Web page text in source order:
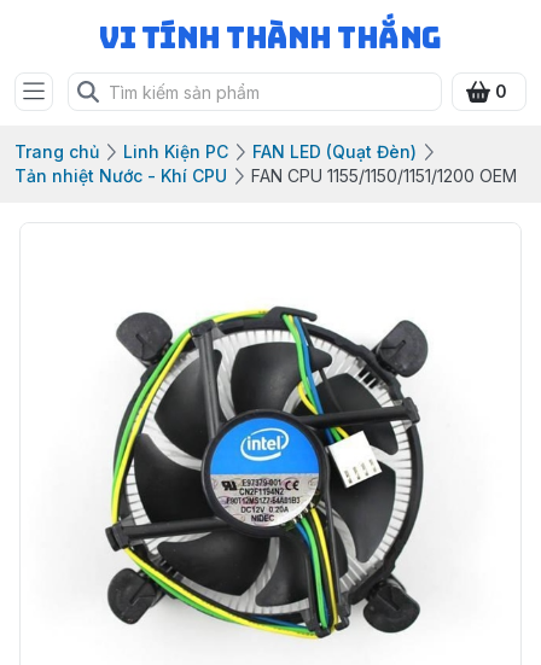
Vi Tính Thành Thắng
0
Trang chủ Linh Kiện PC
FAN LED (Quạt Đèn)
Tản nhiệt Nước - Khí CPU
FAN CPU 1155/1150/1151/1200 OEM